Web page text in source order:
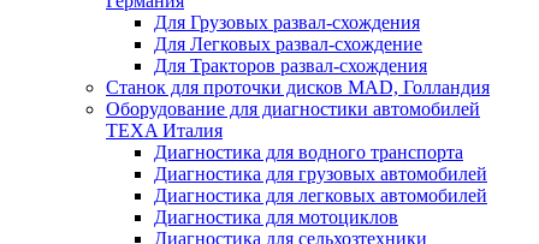
Для Грузовых развал-схождения
Для Легковых развал-схождение
Для Тракторов развал-схождения
Станок для проточки дисков MAD, Голландия
Оборудование для диагностики автомобилей
TEXA Италия
Диагностика для водного транспорта
Диагностика для грузовых автомобилей
Диагностика для легковых автомобилей
Диагностика для мотоциклов
Диагностика для сельхозтехники